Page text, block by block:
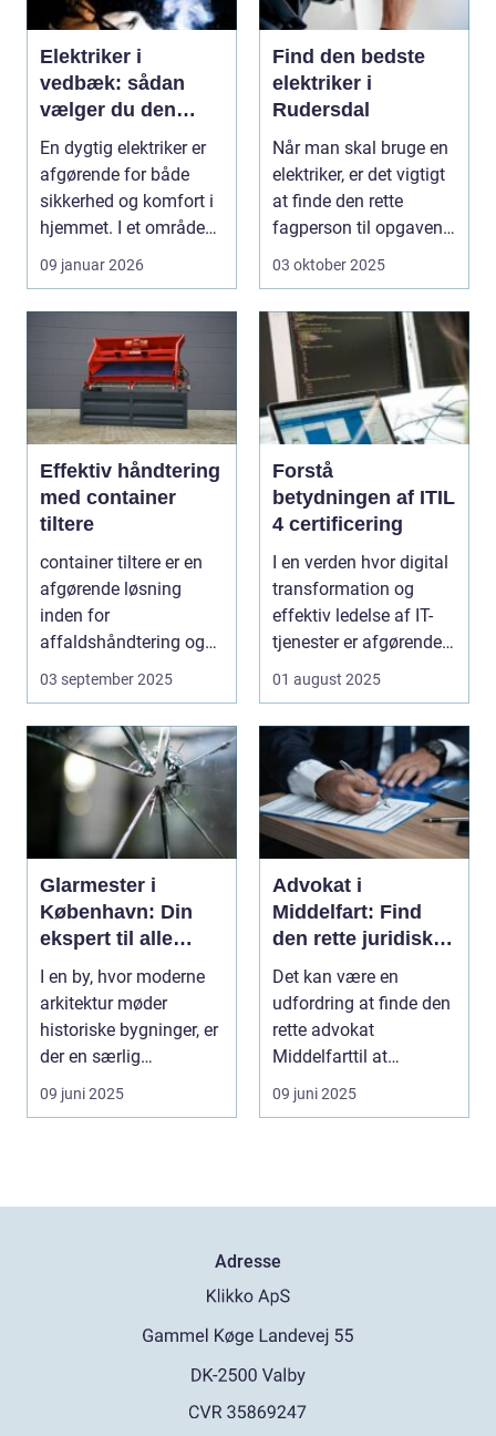
Elektriker i
vedbæk: sådan
vælger du den
rette fagmand til
opgaven
En dygtig elektriker er
afgørende for både
sikkerhed og komfort i
hjemmet. I et område
som Vedbæk, h...
09 januar 2026
Find den bedste
elektriker i
Rudersdal
Når man skal bruge en
elektriker, er det vigtigt
at finde den rette
fagperson til opgaven.
Is&...
03 oktober 2025
Effektiv håndtering
med container
tiltere
container tiltere er en
afgørende løsning
inden for
affaldshåndtering og
genanve...
03 september 2025
Forstå
betydningen af ITIL
4 certificering
I en verden hvor digital
transformation og
effektiv ledelse af IT-
tjenester er afgørende,
st&...
01 august 2025
Glarmester i
København: Din
ekspert til alle
glasbehov
I en by, hvor moderne
arkitektur møder
historiske bygninger, er
der en særlig
ekspertis...
09 juni 2025
Advokat i
Middelfart: Find
den rette juridiske
rådgivning
Det kan være en
udfordring at finde den
rette advokat
Middelfarttil at
håndtere dine jur...
09 juni 2025
Adresse